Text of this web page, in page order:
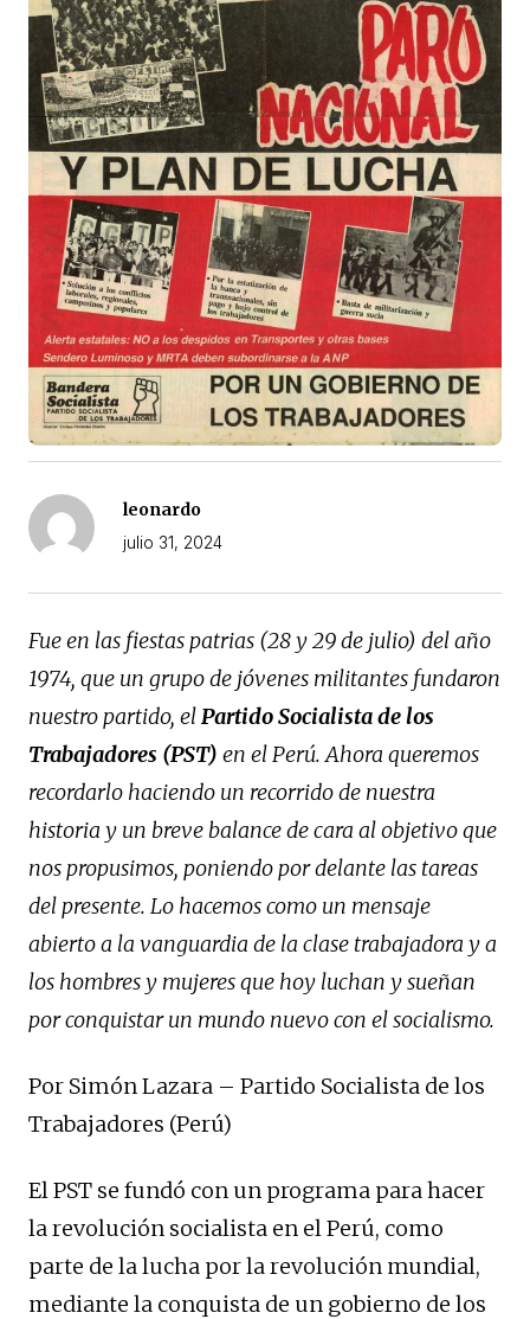
leonardo
julio 31, 2024
Fue en las fiestas patrias (28 y 29 de julio) del año
1974, que un grupo de jóvenes militantes fundaron
nuestro partido, elPartido Socialista de los
Trabajadores (PST) en el Perú. Ahora queremos
recordarlo haciendo un recorrido de nuestra
historia y un breve balance de cara al objetivo que
nos propusimos, poniendo por delante las tareas
del presente. Lo hacemos como un mensaje
abierto a la vanguardia de la clase trabajadora y a
los hombres y mujeres que hoy luchan y sueñan
por conquistar un mundo nuevo con el socialismo.
Por Simón Lazara – Partido Socialista de los
Trabajadores (Perú)
El PST se fundó con un programa para hacer
la revolución socialista en el Perú, como
parte de la lucha por la revolución mundial,
mediante la conquista de un gobierno de los